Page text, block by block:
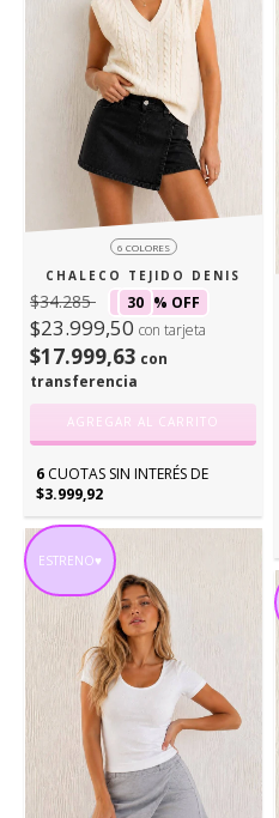
6 COLORES
CHALECO TEJIDO DENIS
$34.285 30 % OFF
$23.999,50 con tarjeta
$17.999,63 con
transferencia
AGREGAR AL CARRITO
6 CUOTAS SIN INTERÉS DE
$3.999,92
ESTRENO♥